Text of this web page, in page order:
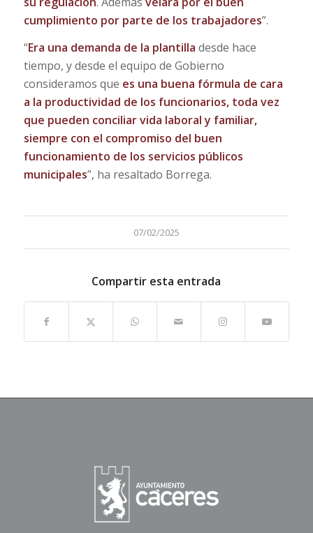
cumplimiento por parte de los trabajadores”.
“Era una demanda de la plantilla desde hace
tiempo, y desde el equipo de Gobierno
consideramos que es una buena fórmula de cara
a la productividad de los funcionarios, toda vez
que pueden conciliar vida laboral y familiar,
siempre con el compromiso del buen
funcionamiento de los servicios públicos
municipales”, ha resaltado Borrega.
07/02/2025
Compartir esta entrada